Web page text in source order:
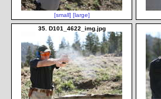
[small] [large]
35. D101_4622_img.jpg